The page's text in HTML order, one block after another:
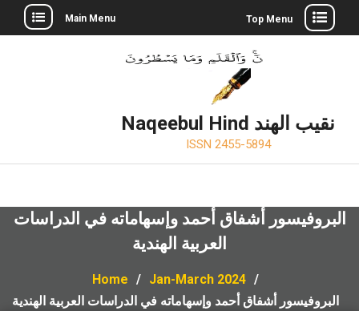
Skip
to
Main Menu Top Menu
TwitterFacebook
LinkedIn
Naqeebul Hind نقيب الهند
ISSN 2455-5894
البروفيسور أشفاق أحمد وإسهاماته في الدراسات
العربية الهندية
Home
Jan-March 2024
البروفيسور أشفاق أحمد وإسهاماته في الدراسات العربية الهندية